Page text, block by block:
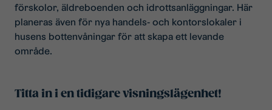
förskolor, äldreboenden och idrottsanläggningar. Här
planeras även för nya handels- och kontorslokaler i
husens bottenvåningar för att skapa ett levande
område.
Titta in i en tidigare visningslägenhet!